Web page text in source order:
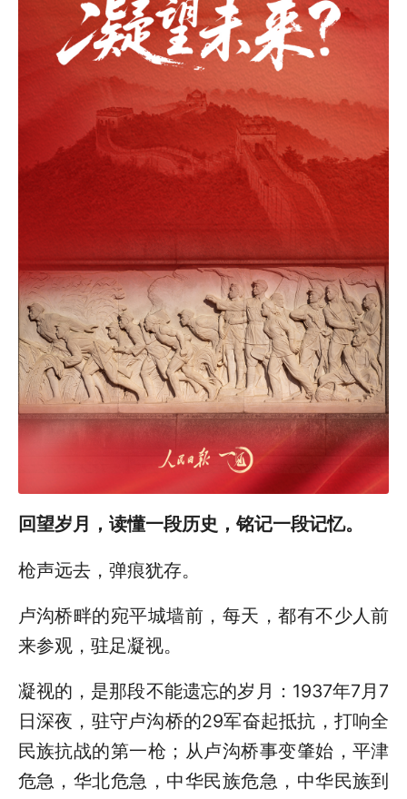
回望岁月，读懂一段历史，铭记一段记忆。
枪声远去，弹痕犹存。
卢沟桥畔的宛平城墙前，每天，都有不少人前
来参观，驻足凝视。
凝视的，是那段不能遗忘的岁月：1937年7月7
日深夜，驻守卢沟桥的29军奋起抵抗，打响全
民族抗战的第一枪；从卢沟桥事变肇始，平津
危急，华北危急，中华民族危急，中华民族到